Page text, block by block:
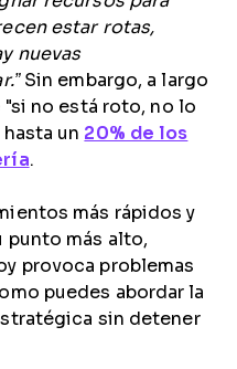
estar rotas,
nuevas
Sin embargo, a largo
no está roto, no lo
un 20% de los
.
más rápidos y
punto más alto,
provoca problemas
puedes abordar la
sin detener